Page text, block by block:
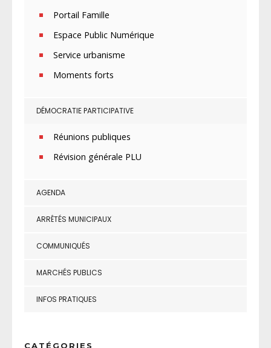
Portail Famille
Espace Public Numérique
Service urbanisme
Moments forts
DÉMOCRATIE PARTICIPATIVE
Réunions publiques
Révision générale PLU
AGENDA
ARRÊTÉS MUNICIPAUX
COMMUNIQUÉS
MARCHÉS PUBLICS
INFOS PRATIQUES
CATÉGORIES